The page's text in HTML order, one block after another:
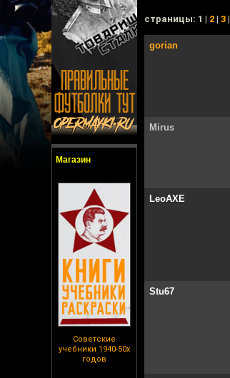
Магазин
Советские
учебники 1940-50х
годов
cтраницы: 1 | 2 | 3 |
gorian
Mirus
LeoAXE
Stu67